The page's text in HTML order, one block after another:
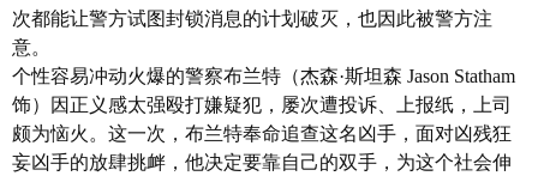
次都能让警方试图封锁消息的计划破灭，也因此被警方注
意。
个性容易冲动火爆的警察布兰特（杰森·斯坦森 Jason Statham
饰）因正义感太强殴打嫌疑犯，屡次遭投诉、上报纸，上司
颇为恼火。这一次，布兰特奉命追查这名凶手，面对凶残狂
妄凶手的放肆挑衅，他决定要靠自己的双手，为这个社会伸